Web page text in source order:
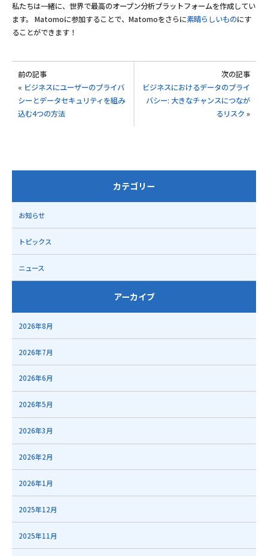
私たちは一緒に、世界で最高のオープン分析プラットフォームを作成してい
ます。 Matomoに参加することで、Matomoをさらに素晴らしいものにす
ることができます！
前の記事
« ビジネスにユーザーのプライバ
シーとデータセキュリティを組み
込む4つの方法
次の記事
ビジネスにおけるデータのプライ
バシー: 大きなチャンスにつなが
るリスク »
カテゴリー
お知らせ
トピックス
ニュース
アーカイブ
2026年8月
2026年7月
2026年6月
2026年5月
2026年3月
2026年2月
2026年1月
2025年12月
2025年11月